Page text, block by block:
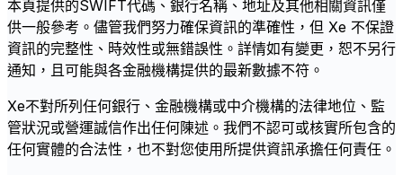
本頁提供的SWIFT代碼、銀行名稱、地址及其他相關資訊僅
供一般參考。儘管我們努力確保資訊的準確性，但 Xe 不保證
資訊的完整性、時效性或無錯誤性。詳情如有變更，恕不另行
通知，且可能與各金融機構提供的最新數據不符。
Xe不對所列任何銀行、金融機構或中介機構的法律地位、監
管狀況或營運誠信作出任何陳述。我們不認可或核實所包含的
任何實體的合法性，也不對您使用所提供資訊承擔任何責任。